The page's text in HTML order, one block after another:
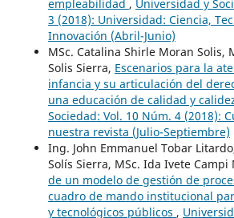
empleabilidad , Universidad y
3 (2018): Universidad: Ciencia,
Innovación (Abril-Junio)
MSc. Catalina Shirle Moran Solis,
Solis Sierra, Escenarios para la
infancia y su articulación del
una educación de calidad y
Sociedad: Vol. 10 Núm. 4 (2018):
nuestra revista (Julio-Septiembre)
Ing. John Emmanuel Tobar
Solís Sierra, MSc. Ida Ivete Campi
de un modelo de gestión de
cuadro de mando institucional
y tecnológicos públicos ,